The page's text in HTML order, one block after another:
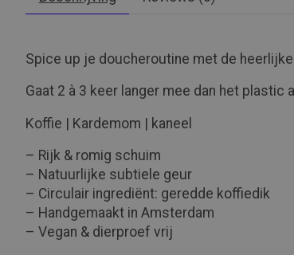
Spice up je doucheroutine met de
Gaat 2 à 3 keer langer mee dan het
Koffie | Kardemom | kaneel
– Rijk & romig schuim
– Natuurlijke subtiele geur
– Circulair ingrediënt: geredde koffiedik
– Handgemaakt in Amsterdam
– Vegan & dierproef vrij